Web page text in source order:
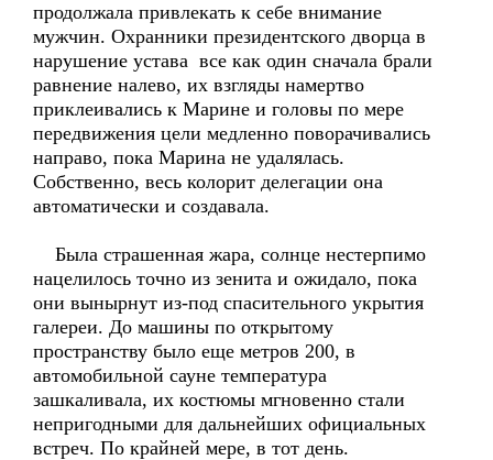
продолжала привлекать к себе внимание
мужчин. Охранники президентского дворца в
нарушение устава все как один сначала брали
равнение налево, их взгляды намертво
приклеивались к Марине и головы по мере
передвижения цели медленно поворачивались
направо, пока Марина не удалялась.
Собственно, весь колорит делегации она
автоматически и создавала.
Была страшенная жара, солнце нестерпимо
нацелилось точно из зенита и ожидало, пока
они вынырнут из-под спасительного укрытия
галереи. До машины по открытому
пространству было еще метров 200, в
автомобильной сауне температура
зашкаливала, их костюмы мгновенно стали
непригодными для дальнейших официальных
встреч. По крайней мере, в тот день.